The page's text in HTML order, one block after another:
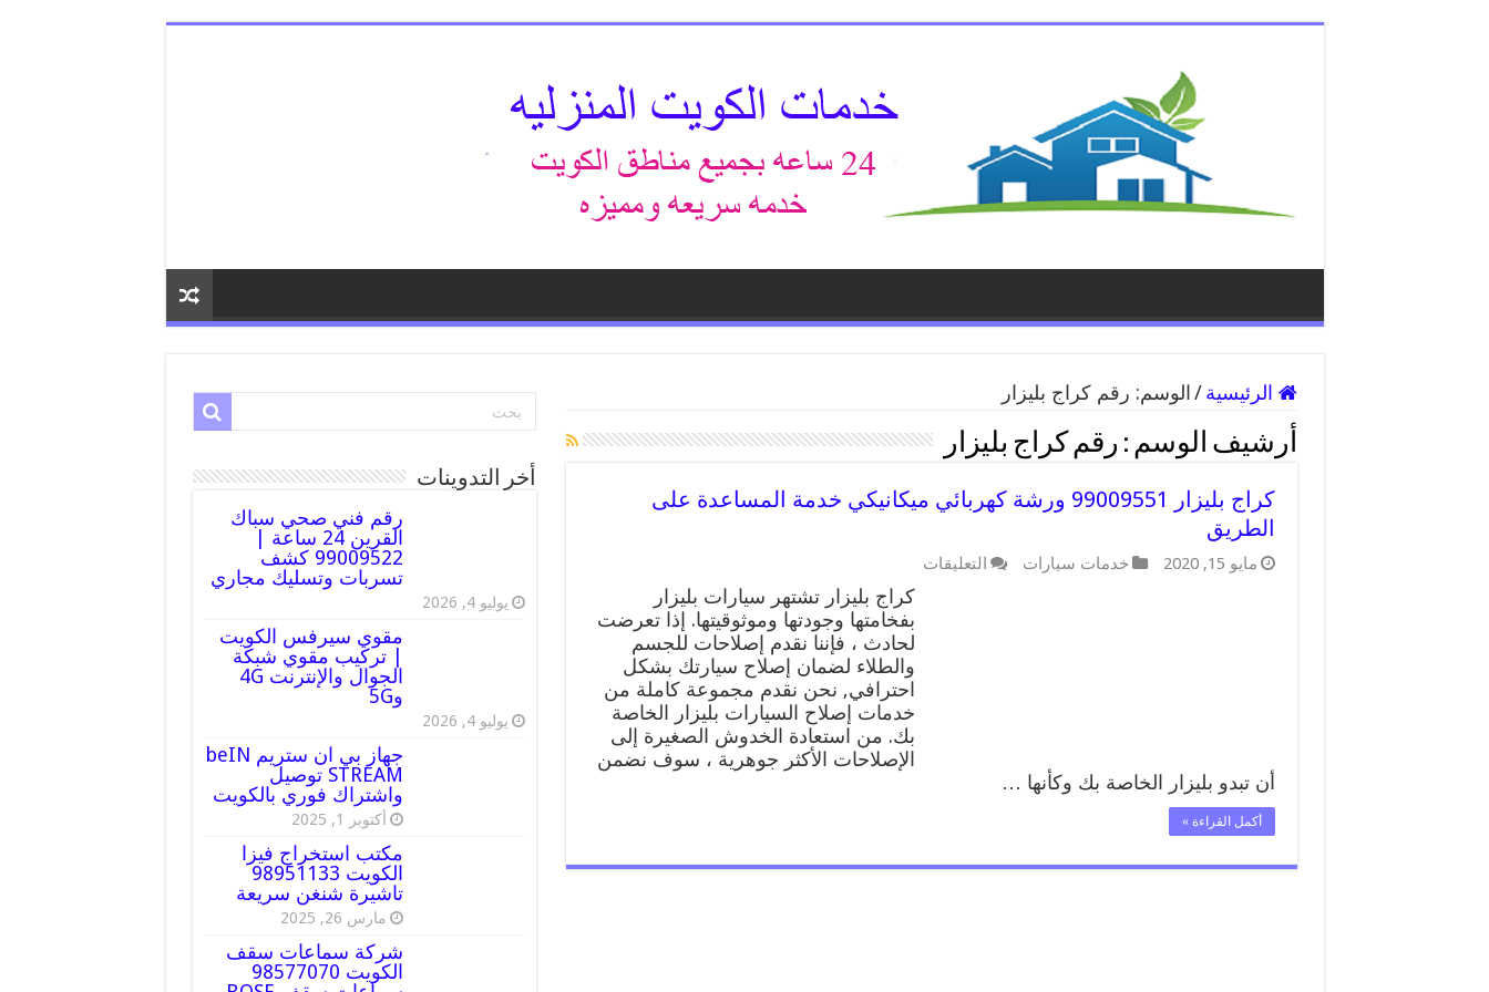
الرئيسية / الوسم: رقم كراج بليزار
أرشيف الوسم : رقم كراج بليزار
كراج بليزار 99009551 ورشة كهربائي ميكانيكي خدمة المساعدة على
الطريق
مايو 15, 2020 خدمات سيارات التعليقات
بليزار
99009551
ورشة
كهربائي
ميكانيكي
خدمة
المساعدة
على
الطريق
كراج بليزار تشتهر سيارات بليزار
بفخامتها وجودتها وموثوقيتها. إذا تعرضت
لحادث ، فإننا نقدم إصلاحات للجسم
والطلاء لضمان إصلاح سيارتك بشكل
احترافي, نحن نقدم مجموعة كاملة من
خدمات إصلاح السيارات بليزار الخاصة
بك. من استعادة الخدوش الصغيرة إلى
الإصلاحات الأكثر جوهرية ، سوف نضمن
أن تبدو بليزار الخاصة بك وكأنها …
أكمل القراءة »
أخر التدوينات
رقم فني صحي سباك
القرين 24 ساعة |
99009522 كشف
تسربات وتسليك مجاري
يوليو 4, 2026
مقوي سيرفس الكويت
| تركيب مقوي شبكة
الجوال والإنترنت 4G
و5G
يوليو 4, 2026
جهاز بي ان ستريم beIN
STREAM توصيل
واشتراك فوري بالكويت
أكتوبر 1, 2025
مكتب استخراج فيزا
الكويت 98951133
تاشيرة شنغن سريعة
مارس 26, 2025
شركة سماعات سقف
الكويت 98577070